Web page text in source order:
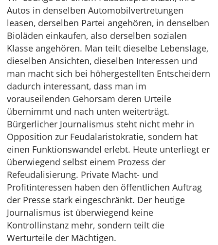
Autos in denselben Automobilvertretungen
leasen, derselben Partei angehören, in denselben
Bioläden einkaufen, also derselben sozialen
Klasse angehören. Man teilt dieselbe Lebenslage,
dieselben Ansichten, dieselben Interessen und
man macht sich bei höhergestellten Entscheidern
dadurch interessant, dass man im
vorauseilenden Gehorsam deren Urteile
übernimmt und nach unten weiterträgt.
Bürgerlicher Journalismus steht nicht mehr in
Opposition zur Feudalaristokratie, sondern hat
einen Funktionswandel erlebt. Heute unterliegt er
überwiegend selbst einem Prozess der
Refeudalisierung. Private Macht- und
Profitinteressen haben den öffentlichen Auftrag
der Presse stark eingeschränkt. Der heutige
Journalismus ist überwiegend keine
Kontrollinstanz mehr, sondern teilt die
Werturteile der Mächtigen.